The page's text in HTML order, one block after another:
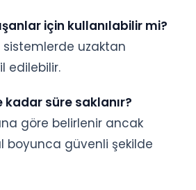
için kullanılabilir mi?
sistemlerde uzaktan
edilebilir.
süre saklanır?
göre belirlenir ancak
boyunca güvenli şekilde